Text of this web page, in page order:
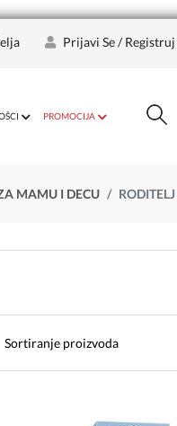
Prijavi Se / Registruj
PROMOCIJA
MAMU I DECU